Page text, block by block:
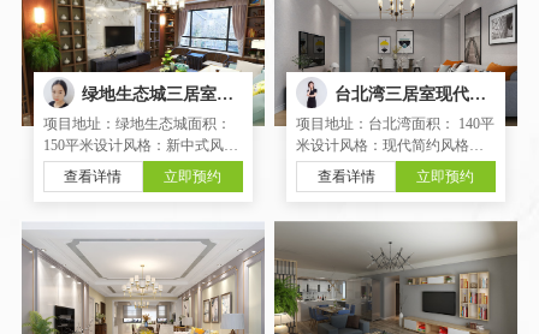
协奏，于优雅华丽、富有诗意
的空间之中鸣奏一曲优美的悦
音
些精致；以另一种角度，对生
活进行新的阐述。我们用现代
审美
绿地生态城三居室新中式风格装修案例19
项目地址：绿地生态城面积：
150平米设计风格：新中式风格
项目户型：三室两厅一卫一厨
项目设计：王红梅传统与时尚
装，搭配饱和度较高的柚木
色，色彩上缓和了灰色地面和
白色墙面的苍白感，确也不显
艳俗，形成冷暖与材质上的对
比。
查看详情 立即预约
台北湾三居室现代简约风格装修案例17
项目地址：台北湾面积： 140平
米设计风格：现代简约风格项
目户型：三室两厅一卫一厨项
目设计：阮开萍 灵动的色彩，
间。对于家人来说，生活在这
个大空间里，谈笑风生，让温
馨的氛围带来最
查看详情 立即预约